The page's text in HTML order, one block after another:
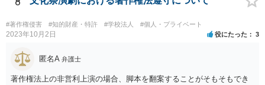
#著作権侵害 #知的財産・特許 #学校法人 #個人・プライベート
2023年10月2日 役にたった 3
匿名A 弁護士
著作権法上の非営利上演の場合、脚本を翻案することがそもそもでき